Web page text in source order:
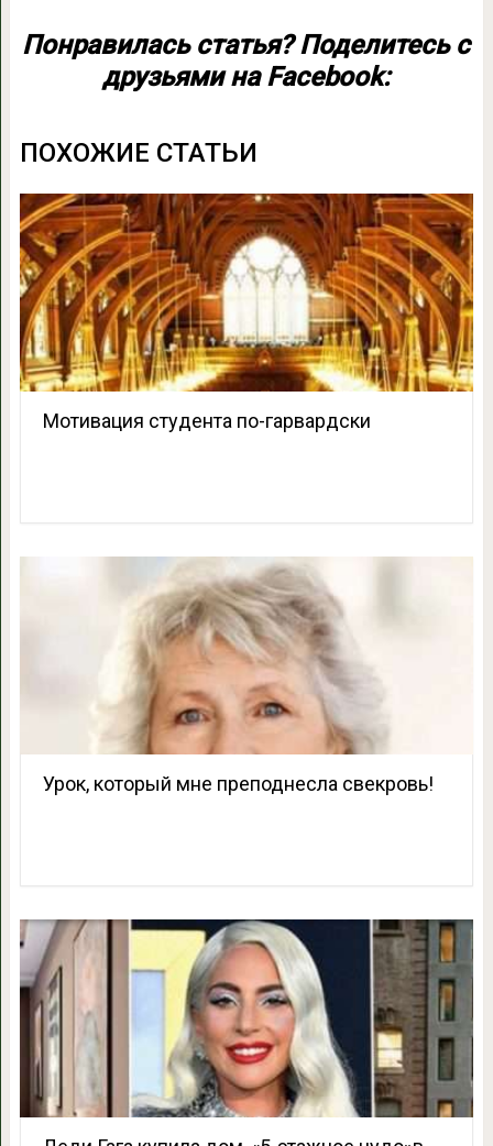
Понравилась статья? Поделитесь с
друзьями на Facebook:
ПОХОЖИЕ СТАТЬИ
Мотивация студента по-гарвардски
Урок, который мне преподнесла свекровь!